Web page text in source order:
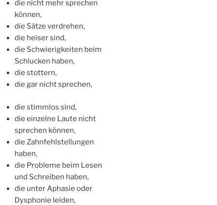
die nicht mehr sprechen
können,
die Sätze verdrehen,
die heiser sind,
die Schwierigkeiten beim
Schlucken haben,
die stottern,
die gar nicht sprechen,
die stimmlos sind,
die einzelne Laute nicht
sprechen können,
die Zahnfehlstellungen
haben,
die Probleme beim Lesen
und Schreiben haben,
die unter Aphasie oder
Dysphonie leiden,